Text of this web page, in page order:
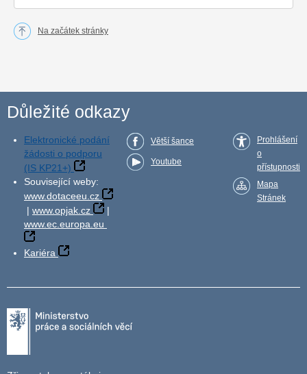
Na začátek stránky
Důležité odkazy
Elektronické podání
žádosti o podporu
(IS KP21+)
Související weby:
www.dotaceeu.cz
| www.opjak.cz
|
www.ec.europa.eu
Kariéra
Větší šance
Youtube
Prohlášení
o
přístupnosti
Mapa
Stránek